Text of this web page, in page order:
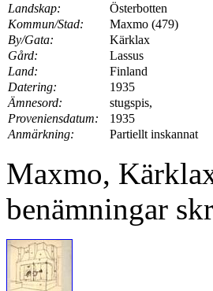
Landskap:
Österbotten
Kommun/Stad:
Maxmo (479)
By/Gata:
Kärklax
Gård:
Lassus
Land:
Finland
Datering:
1935
Ämnesord:
stugspis,
Proveniensdatum:
1935
Anmärkning:
Partiellt inskannat
Maxmo,
benämningar